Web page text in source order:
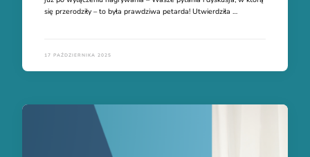
się przerodziły – to była prawdziwa petarda! Utwierdziła …
17 PAŹDZIERNIKA 2025